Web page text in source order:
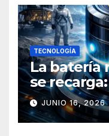
TECNOLOGÍA
La batería
se
JUNIO 16, 2026